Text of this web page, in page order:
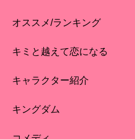
オススメ/ランキング
キミと越えて恋になる
キャラクター紹介
キングダム